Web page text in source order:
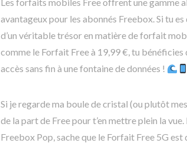
avantageux pour les abonnés Freebox. Si tu
d’un véritable trésor en matière de forfait
comme le Forfait Free à 19,99 €, tu
accès sans fin à une fontaine de données !
Si je regarde ma boule de cristal (ou plutôt
de la part de Free pour t’en mettre plein la
Freebox Pop, sache que le Forfait Free 5G